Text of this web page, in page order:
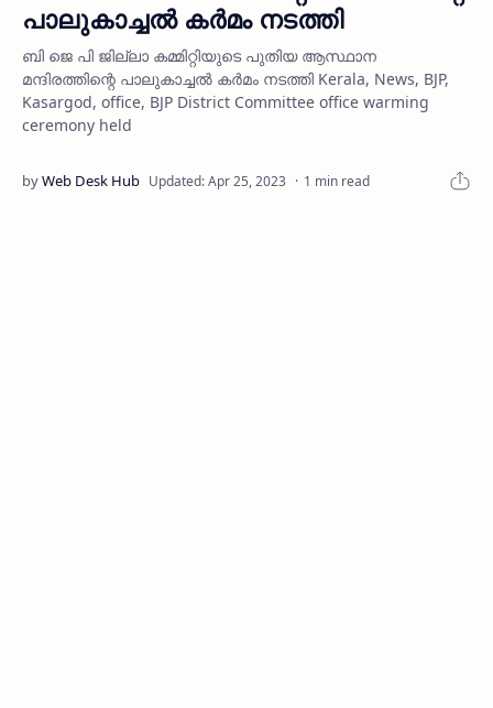
പാലുകാച്ചല്‍ കര്‍മം നടത്തി
ബി ജെ പി ജില്ലാ കമ്മിറ്റിയുടെ പുതിയ ആസ്ഥാന
മന്ദിരത്തിന്റെ പാലുകാച്ചല്‍ കര്‍മം നടത്തി Kerala, News, BJP,
Kasargod, office, BJP District Committee office warming
ceremony held
1 min read